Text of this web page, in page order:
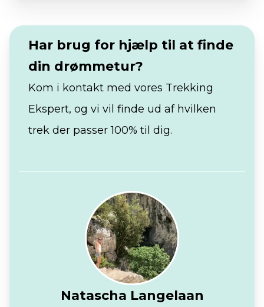
Har brug for hjælp til at finde
din drømmetur?
Kom i kontakt med vores Trekking
Ekspert, og vi vil finde ud af hvilken
trek der passer 100% til dig.
Natascha Langelaan